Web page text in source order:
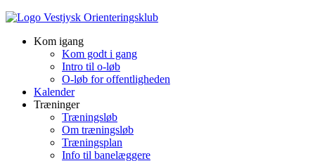
Kom igang
Kom godt i gang
Intro til o-løb
O-løb for offentligheden
Kalender
Træninger
Træningsløb
Om træningsløb
Træningsplan
Info til banelæggere